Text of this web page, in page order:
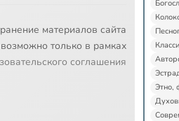
материалов сайта
возможно только в рамках
соглашения
Этно,